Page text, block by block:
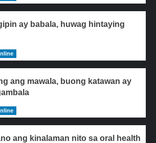
ay babala, huwag hintaying
ang mawala, buong katawan ay
ang kinalaman nito sa oral health